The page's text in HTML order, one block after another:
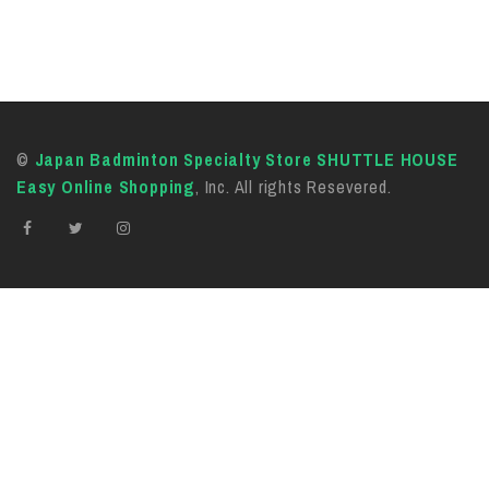
© Japan Badminton Specialty Store SHUTTLE HOUSE
Easy Online Shopping, Inc. All rights Resevered.